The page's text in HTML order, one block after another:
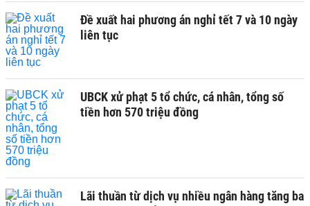
Đề xuất hai phương án nghỉ tết 7 và 10 ngày
liên tục
UBCK xử phạt 5 tổ chức, cá nhân, tổng số
tiền hơn 570 triệu đồng
Lãi thuần từ dịch vụ nhiều ngân hàng tăng ba